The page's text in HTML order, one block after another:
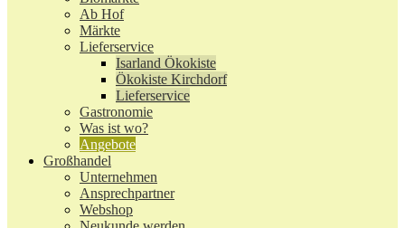
Ab Hof
Märkte
Lieferservice
Isarland Ökokiste
Ökokiste Kirchdorf
Lieferservice
Gastronomie
Was ist wo?
Angebote
Großhandel
Unternehmen
Ansprechpartner
Webshop